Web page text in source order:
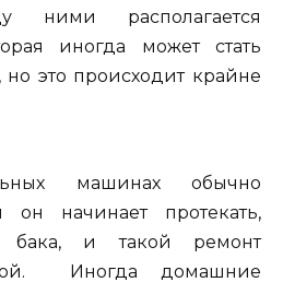
ними располагается
иногда может стать
это происходит крайне
машинах обычно
он начинает протекать,
бака, и такой ремонт
Иногда домашние